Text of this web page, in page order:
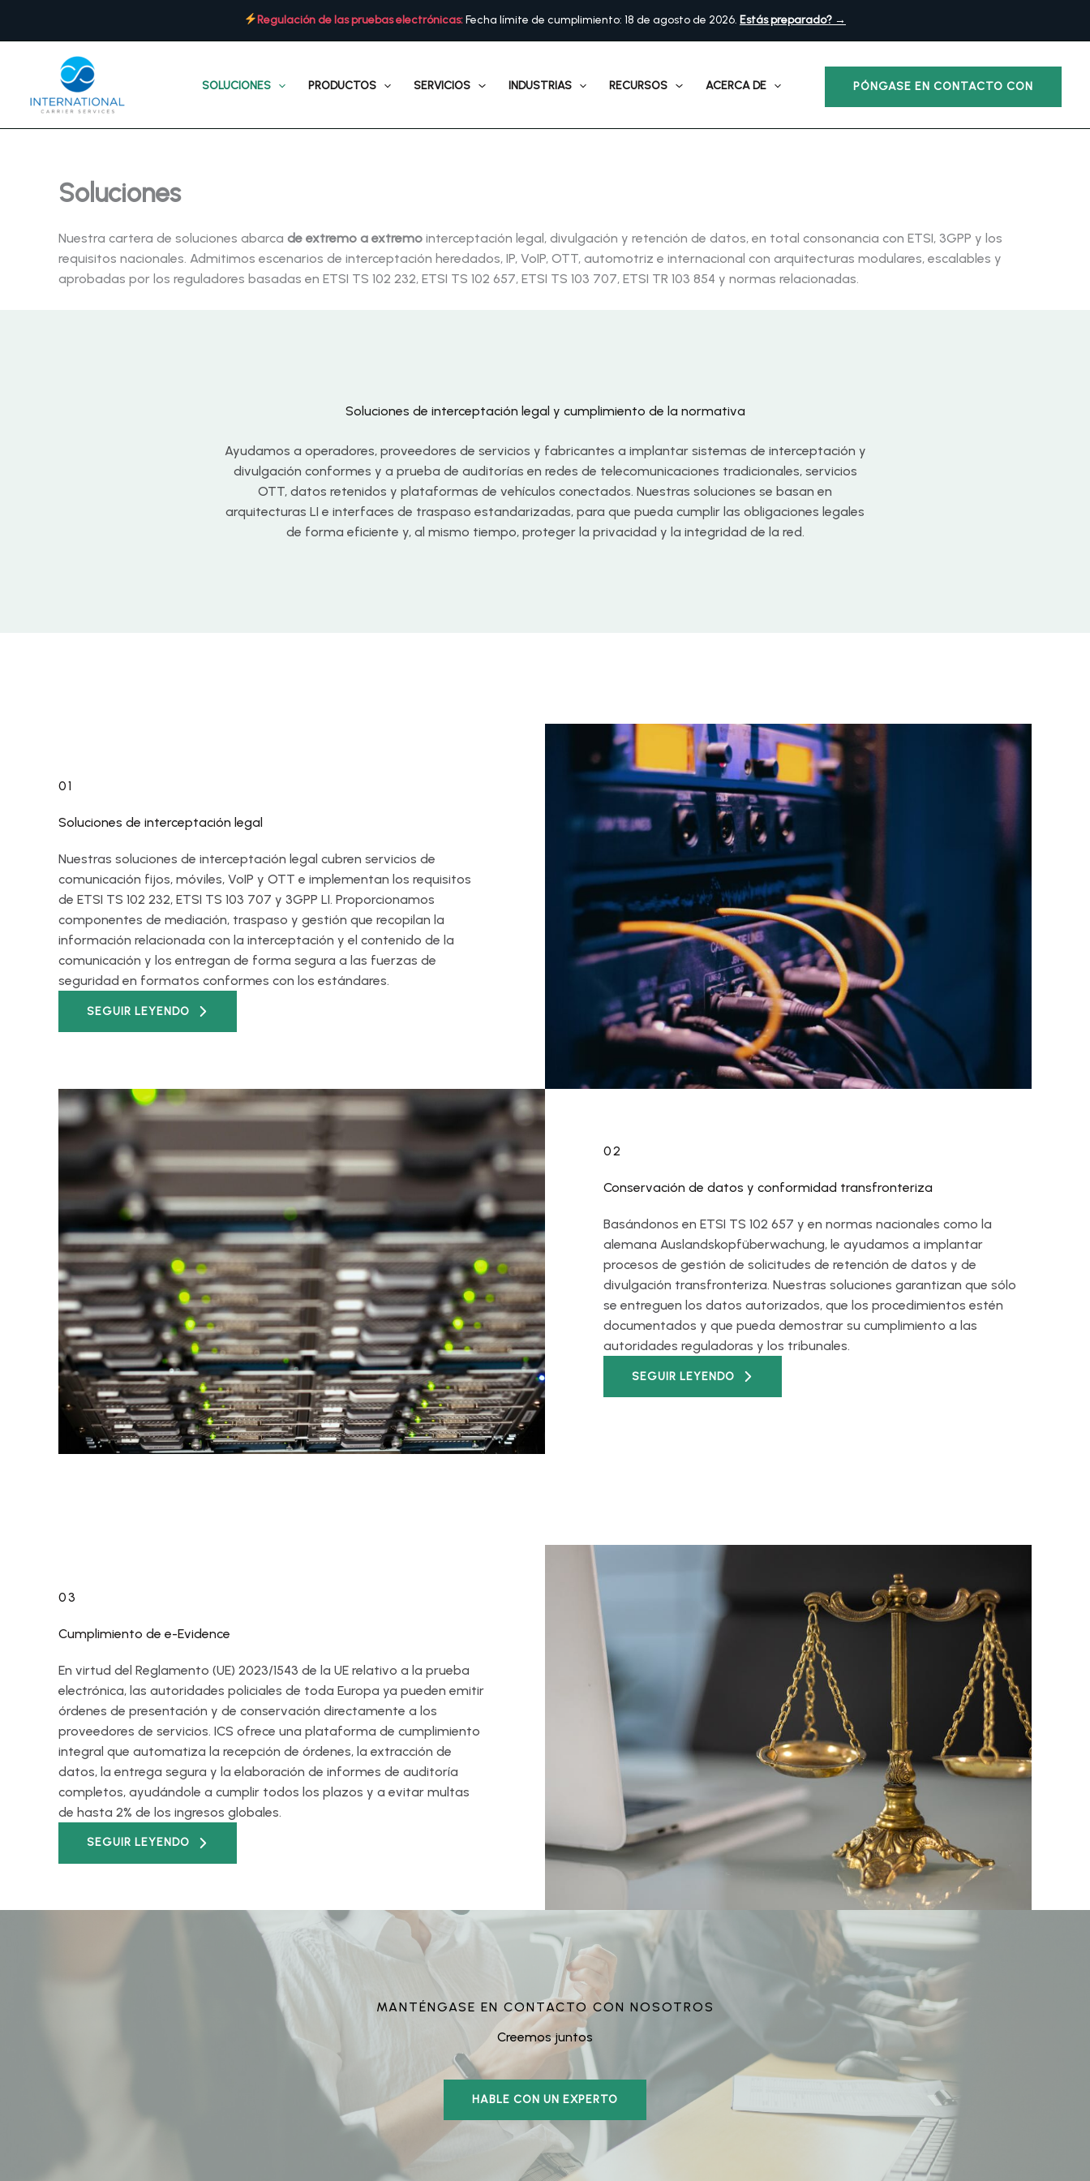
Regulación de las pruebas electrónicas:Fecha límite de cumplimiento: 18 de agosto de 2026. Estás preparado? →
SOLUCIONES PRODUCTOS SERVICIOS INDUSTRIAS RECURSOS ACERCA DE PÓNGASE EN CONTACTO CON
Soluciones
Nuestra cartera de soluciones abarca de extremo a extremo interceptación legal, divulgación y retención de datos, en total consonancia con ETSI, 3GPP y los
requisitos nacionales. Admitimos escenarios de interceptación heredados, IP, VoIP, OTT, automotriz e internacional con arquitecturas modulares, escalables y
aprobadas por los reguladores basadas en ETSI TS 102 232, ETSI TS 102 657, ETSI TS 103 707, ETSI TR 103 854 y normas relacionadas.
Soluciones de interceptación legal y cumplimiento de la normativa
Ayudamos a operadores, proveedores de servicios y fabricantes a implantar sistemas de interceptación y
divulgación conformes y a prueba de auditorías en redes de telecomunicaciones tradicionales, servicios
OTT, datos retenidos y plataformas de vehículos conectados. Nuestras soluciones se basan en
arquitecturas LI e interfaces de traspaso estandarizadas, para que pueda cumplir las obligaciones legales
de forma eficiente y, al mismo tiempo, proteger la privacidad y la integridad de la red.
01
Soluciones de interceptación legal
Nuestras soluciones de interceptación legal cubren servicios de
comunicación fijos, móviles, VoIP y OTT e implementan los requisitos
de ETSI TS 102 232, ETSI TS 103 707 y 3GPP LI. Proporcionamos
componentes de mediación, traspaso y gestión que recopilan la
información relacionada con la interceptación y el contenido de la
comunicación y los entregan de forma segura a las fuerzas de
seguridad en formatos conformes con los estándares.
SEGUIR LEYENDO
02
Conservación de datos y conformidad transfronteriza
Basándonos en ETSI TS 102 657 y en normas nacionales como la
alemana Auslandskopfüberwachung, le ayudamos a implantar
procesos de gestión de solicitudes de retención de datos y de
divulgación transfronteriza. Nuestras soluciones garantizan que sólo
se entreguen los datos autorizados, que los procedimientos estén
documentados y que pueda demostrar su cumplimiento a las
autoridades reguladoras y los tribunales.
SEGUIR LEYENDO
03
Cumplimiento de e-Evidence
En virtud del Reglamento (UE) 2023/1543 de la UE relativo a la prueba
electrónica, las autoridades policiales de toda Europa ya pueden emitir
órdenes de presentación y de conservación directamente a los
proveedores de servicios. ICS ofrece una plataforma de cumplimiento
integral que automatiza la recepción de órdenes, la extracción de
datos, la entrega segura y la elaboración de informes de auditoría
completos, ayudándole a cumplir todos los plazos y a evitar multas
de hasta 2% de los ingresos globales.
SEGUIR LEYENDO
MANTÉNGASE EN CONTACTO CON NOSOTROS
Creemos juntos
HABLE CON UN EXPERTO
Italian
Hebrew
Japanese
Korean
Chinese